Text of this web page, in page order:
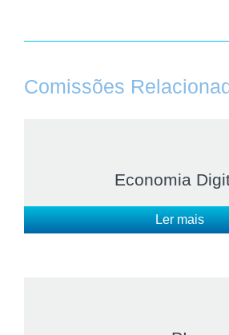
Comissões
Economia
Ler mais